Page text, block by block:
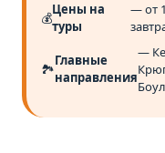
💰
Цены на
туры
— от
🏞️
Главные
направления
—